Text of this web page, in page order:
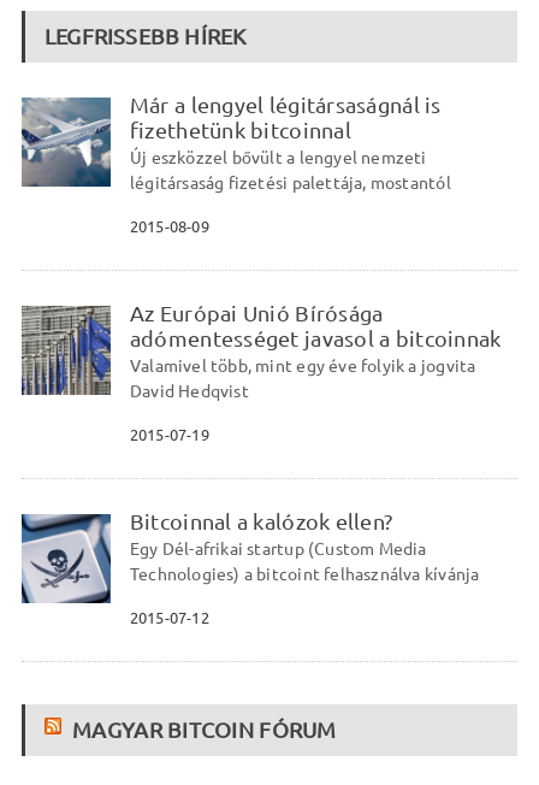
LEGFRISSEBB HÍREK
Már a lengyel légitársaságnál is
fizethetünk bitcoinnal
Új eszközzel bővült a lengyel nemzeti
légitársaság fizetési palettája, mostantól
2015-08-09
Az Európai Unió Bírósága
adómentességet javasol a bitcoinnak
Valamivel több, mint egy éve folyik a jogvita
David Hedqvist
2015-07-19
Bitcoinnal a kalózok ellen?
Egy Dél-afrikai startup (Custom Media
Technologies) a bitcoint felhasználva kívánja
2015-07-12
MAGYAR BITCOIN FÓRUM